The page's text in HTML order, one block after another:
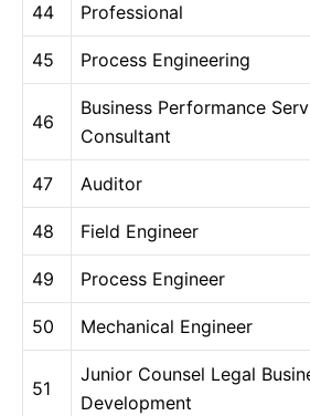
44 Professional
45 Process Engineering
46
Business Performance
Consultant
47 Auditor
48 Field Engineer
49 Process Engineer
50 Mechanical Engineer
51
Junior Counsel Legal
Development